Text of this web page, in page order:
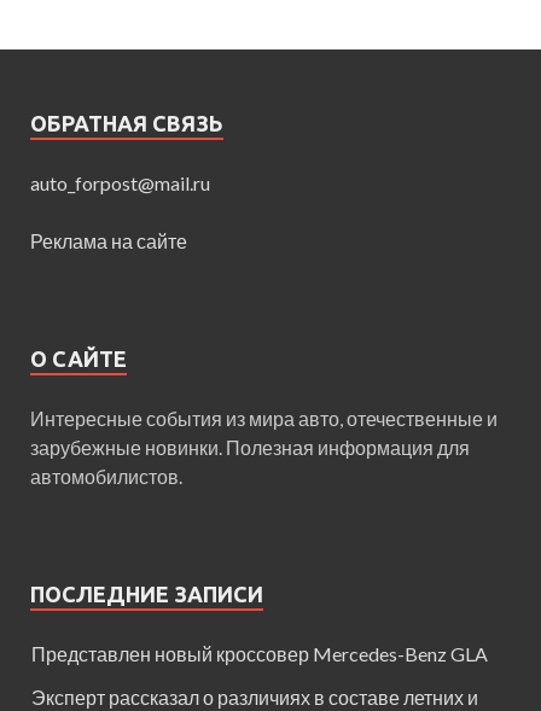
ОБРАТНАЯ СВЯЗЬ
auto_forpost@mail.ru
Реклама на сайте
О САЙТЕ
Интересные события из мира авто, отечественные и
зарубежные новинки. Полезная информация для
автомобилистов.
ПОСЛЕДНИЕ ЗАПИСИ
Представлен новый кроссовер Mercedes-Benz GLA
Эксперт рассказал о различиях в составе летних и